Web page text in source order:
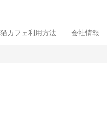
猫カフェ利用方法 会社情報